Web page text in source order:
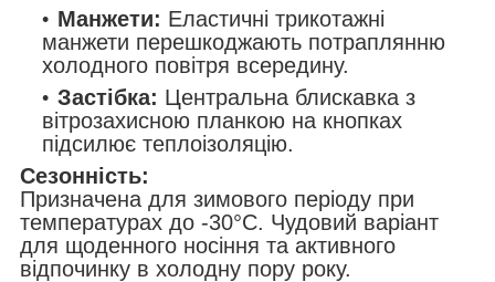
Манжети: Еластичні трикотажні
манжети перешкоджають потраплянню
холодного повітря всередину.
Застібка: Центральна блискавка з
вітрозахисною планкою на кнопках
підсилює теплоізоляцію.
Сезонність:
Призначена для зимового періоду при
температурах до -30°C. Чудовий варіант
для щоденного носіння та активного
відпочинку в холодну пору року.